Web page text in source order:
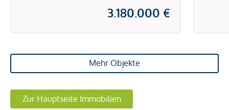
3.180.000 €
Mehr Objekte
Zur Hauptseite Immobilien